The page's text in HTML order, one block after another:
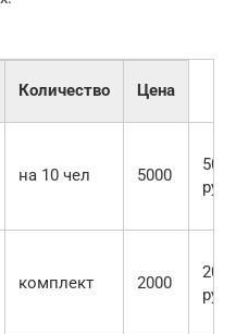
Количество Цена
на 10 чел 5000
5000
руб
комплект 2000
2000
руб